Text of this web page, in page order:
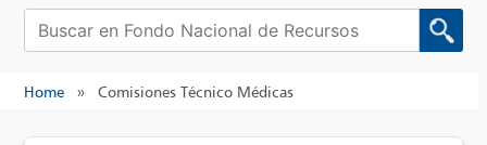
Buscar:
Home » Comisiones Técnico Médicas